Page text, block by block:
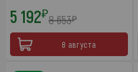
5 192₽8 653₽
8 августа